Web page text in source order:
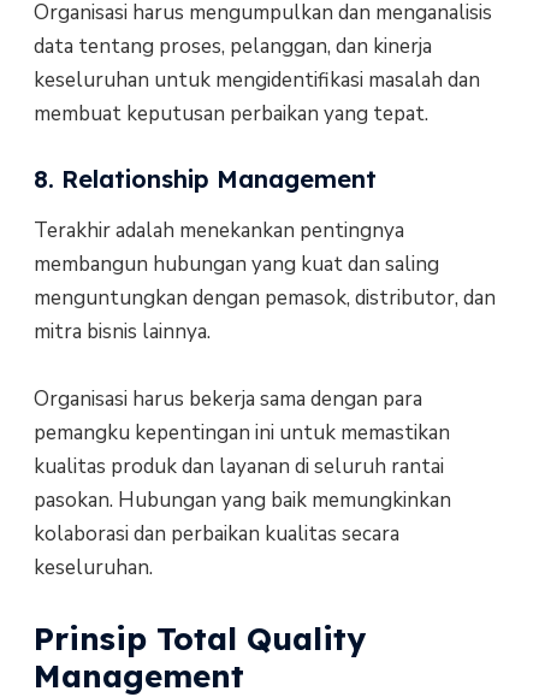
Organisasi harus mengumpulkan dan menganalisis
data tentang proses, pelanggan, dan kinerja
keseluruhan untuk mengidentifikasi masalah dan
membuat keputusan perbaikan yang tepat.
8. Relationship Management
Terakhir adalah menekankan pentingnya
membangun hubungan yang kuat dan saling
menguntungkan dengan pemasok, distributor, dan
mitra bisnis lainnya.
Organisasi harus bekerja sama dengan para
pemangku kepentingan ini untuk memastikan
kualitas produk dan layanan di seluruh rantai
pasokan. Hubungan yang baik memungkinkan
kolaborasi dan perbaikan kualitas secara
keseluruhan.
Prinsip Total Quality
Management